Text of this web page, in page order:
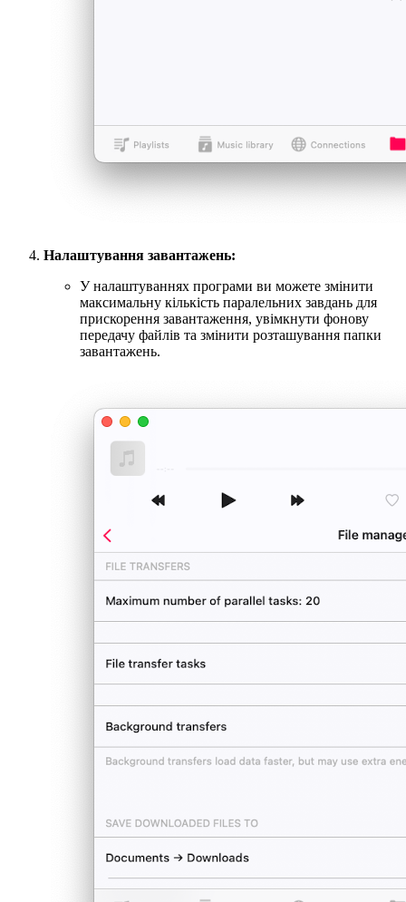
Налаштування завантажень:
У налаштуваннях програми ви можете змінити
максимальну кількість паралельних завдань для
прискорення завантаження, увімкнути фонову
передачу файлів та змінити розташування папки
завантажень.